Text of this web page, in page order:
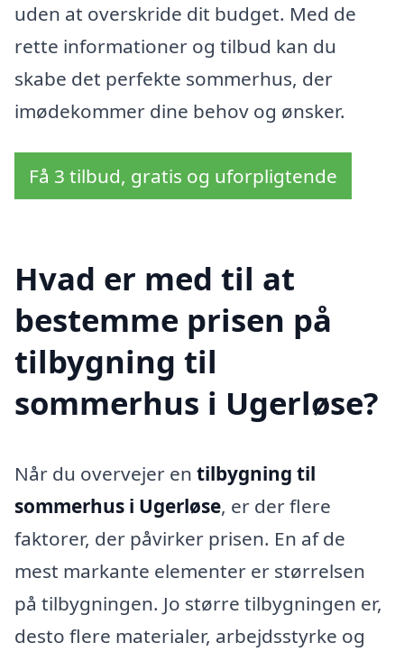
uden at overskride dit budget. Med de
rette informationer og tilbud kan du
skabe det perfekte sommerhus, der
imødekommer dine behov og ønsker.
Få 3 tilbud, gratis og uforpligtende
Hvad er med til at
bestemme prisen på
tilbygning til
sommerhus i Ugerløse?
Når du overvejer en tilbygning til
sommerhus i Ugerløse, er der flere
faktorer, der påvirker prisen. En af de
mest markante elementer er størrelsen
på tilbygningen. Jo større tilbygningen er,
desto flere materialer, arbejdsstyrke og